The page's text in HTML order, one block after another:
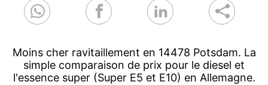
Moins cher ravitaillement en 14478 Potsdam. La
simple comparaison de prix pour le diesel et
l'essence super (Super E5 et E10) en Allemagne.